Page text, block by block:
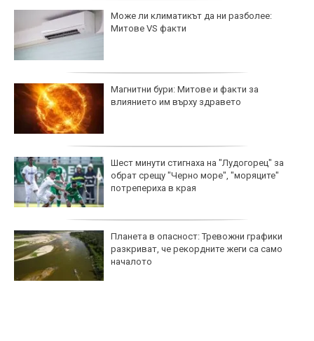
Може ли климатикът да ни разболее:
Митове VS факти
Магнитни бури: Митове и факти за
влиянието им върху здравето
Шест минути стигнаха на "Лудогорец" за
обрат срещу "Черно море", "моряците"
потрепериха в края
Планета в опасност: Тревожни графики
разкриват, че рекордните жеги са само
началото